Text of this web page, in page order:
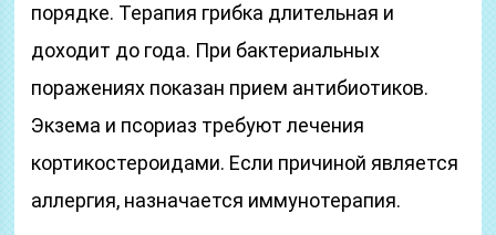
порядке. Терапия грибка длительная и
доходит до года. При бактериальных
поражениях показан прием антибиотиков.
Экзема и псориаз требуют лечения
кортикостероидами. Если причиной является
аллергия, назначается иммунотерапия.